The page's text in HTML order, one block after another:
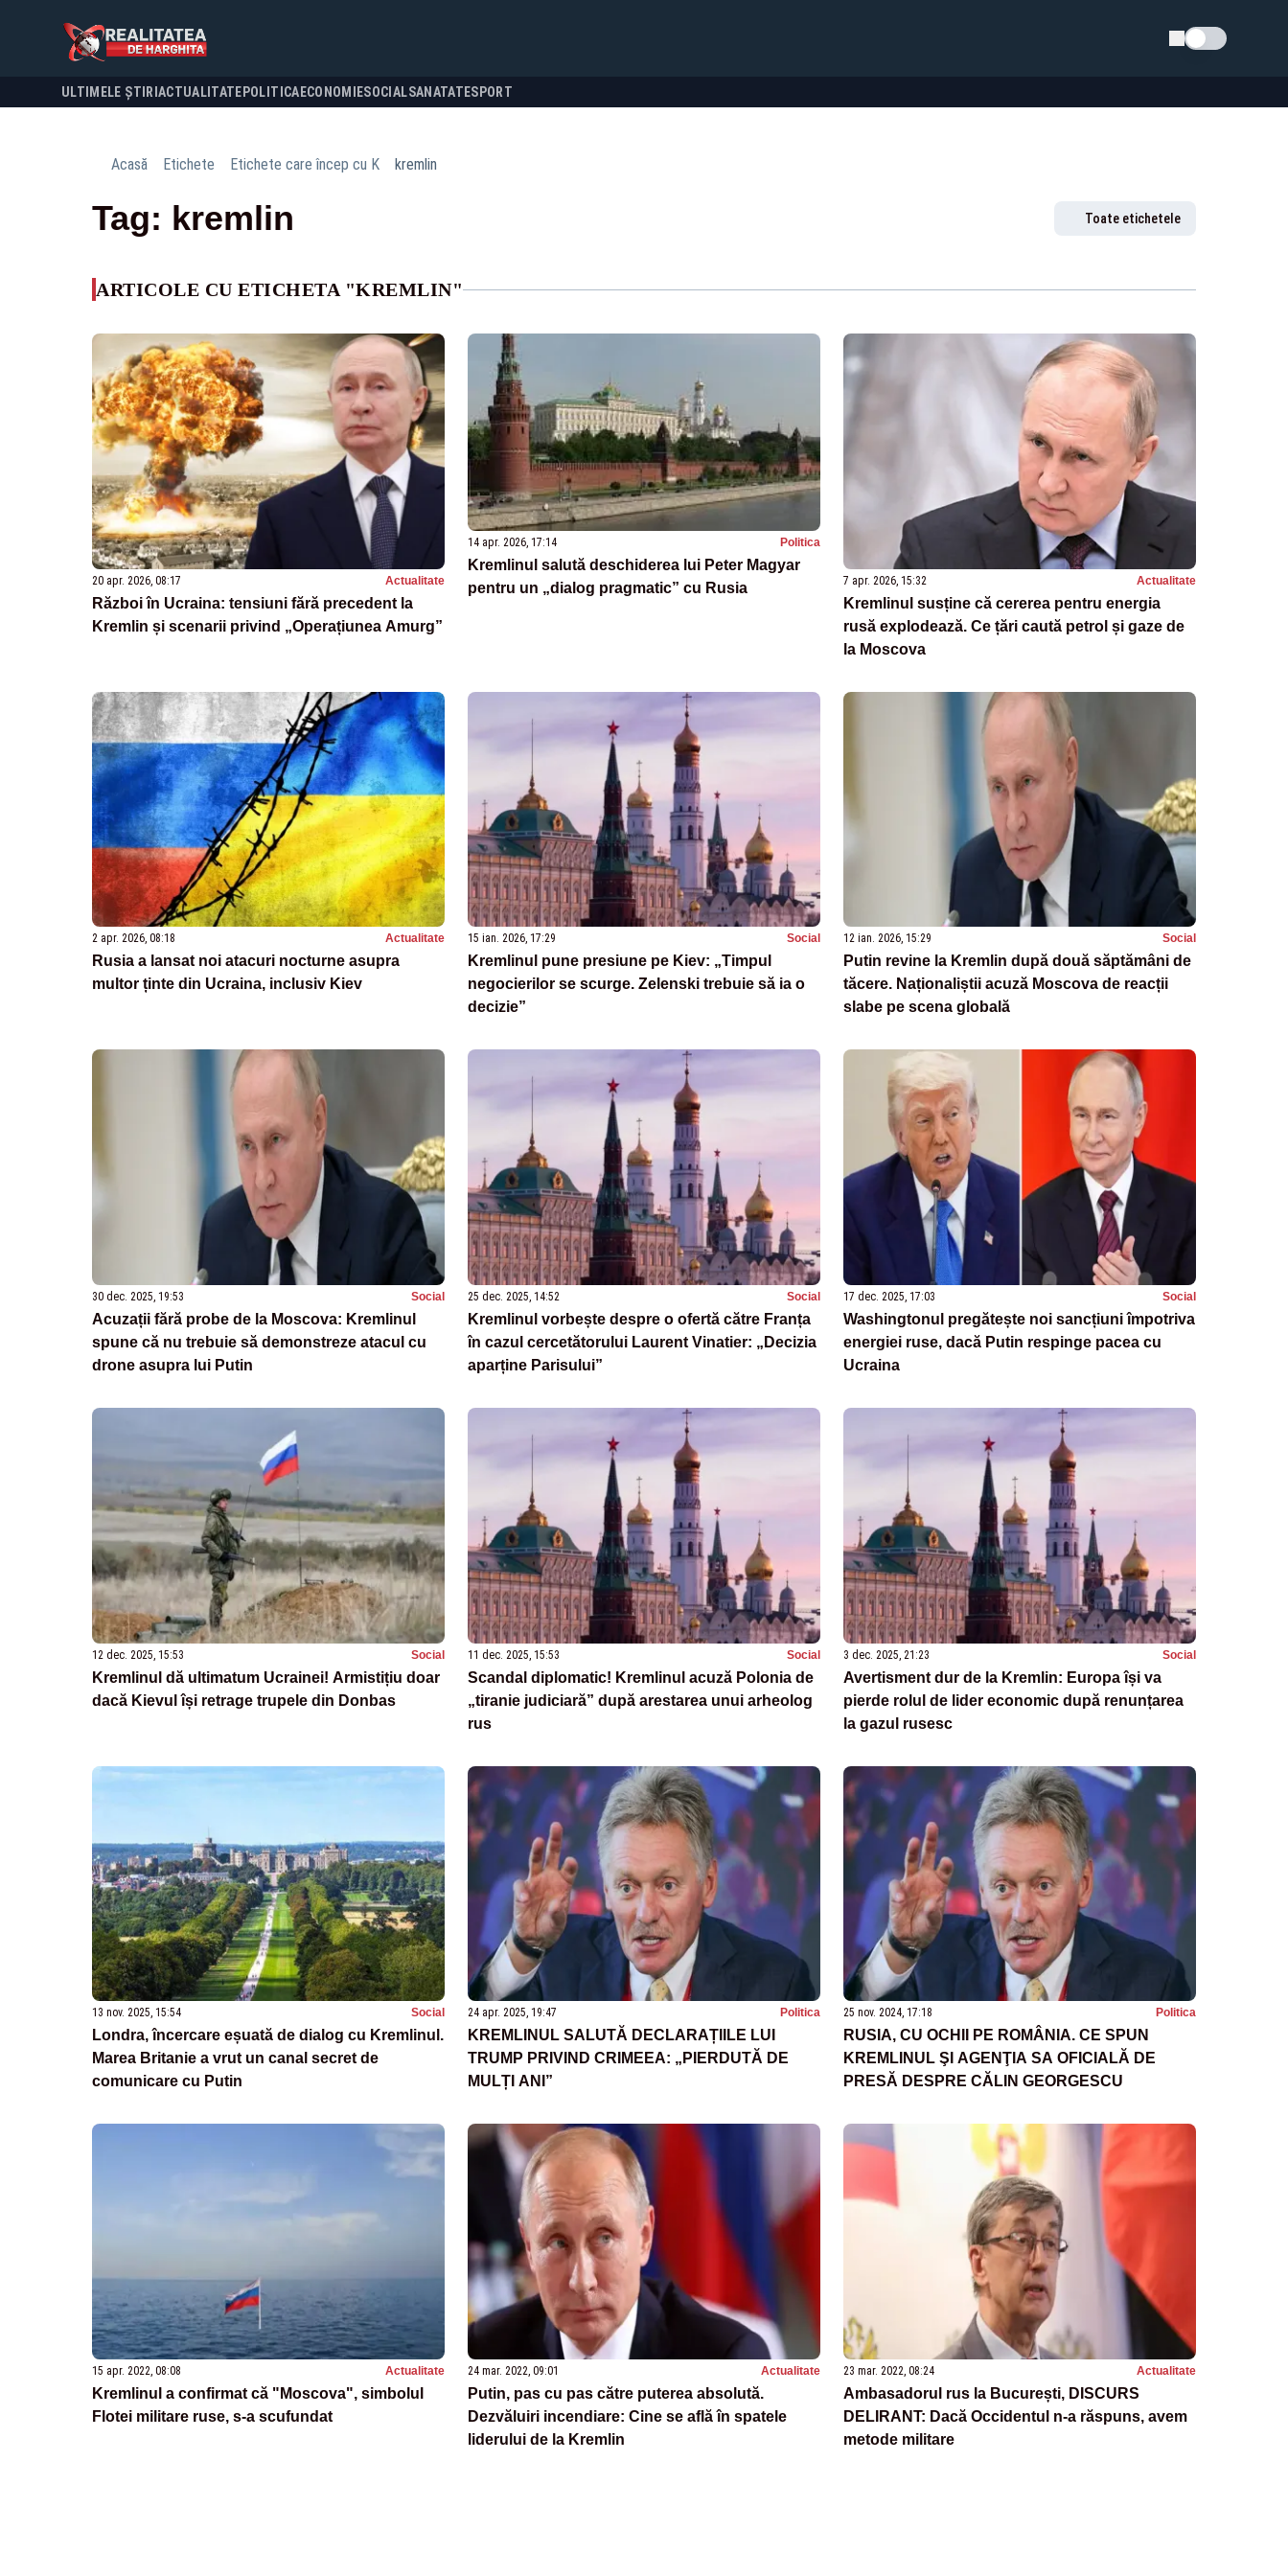
Schimba tema
ULTIMELE ȘTIRI ACTUALITATE POLITICA ECONOMIESOCIALSANATATESPORT
Acasă Etichete Etichete care încep cu K kremlin
Tag: kremlin Toate etichetele
ARTICOLE CU ETICHETA "KREMLIN"
20 apr. 2026, 08:17 Actualitate
Război în Ucraina: tensiuni fără precedent la
Kremlin și scenarii privind „Operațiunea Amurg”
14 apr. 2026, 17:14 Politica
Kremlinul salută deschiderea lui Peter Magyar
pentru un „dialog pragmatic” cu Rusia
7 apr. 2026, 15:32 Actualitate
Kremlinul susține că cererea pentru energia
rusă explodează. Ce țări caută petrol și gaze de
la Moscova
2 apr. 2026, 08:18 Actualitate
Rusia a lansat noi atacuri nocturne asupra
multor ținte din Ucraina, inclusiv Kiev
15 ian. 2026, 17:29 Social
Kremlinul pune presiune pe Kiev: „Timpul
negocierilor se scurge. Zelenski trebuie să ia o
decizie”
12 ian. 2026, 15:29 Social
Putin revine la Kremlin după două săptămâni de
tăcere. Naționaliștii acuză Moscova de reacții
slabe pe scena globală
30 dec. 2025, 19:53 Social
Acuzații fără probe de la Moscova: Kremlinul
spune că nu trebuie să demonstreze atacul cu
drone asupra lui Putin
25 dec. 2025, 14:52 Social
Kremlinul vorbește despre o ofertă către Franța
în cazul cercetătorului Laurent Vinatier: „Decizia
aparține Parisului”
17 dec. 2025, 17:03 Social
Washingtonul pregătește noi sancțiuni împotriva
energiei ruse, dacă Putin respinge pacea cu
Ucraina
12 dec. 2025, 15:53 Social
Kremlinul dă ultimatum Ucrainei! Armistițiu doar
dacă Kievul își retrage trupele din Donbas
11 dec. 2025, 15:53 Social
Scandal diplomatic! Kremlinul acuză Polonia de
„tiranie judiciară” după arestarea unui arheolog
rus
3 dec. 2025, 21:23 Social
Avertisment dur de la Kremlin: Europa își va
pierde rolul de lider economic după renunțarea
la gazul rusesc
13 nov. 2025, 15:54 Social
Londra, încercare eșuată de dialog cu Kremlinul.
Marea Britanie a vrut un canal secret de
comunicare cu Putin
24 apr. 2025, 19:47 Politica
KREMLINUL SALUTĂ DECLARAȚIILE LUI
TRUMP PRIVIND CRIMEEA: „PIERDUTĂ DE
MULȚI ANI”
25 nov. 2024, 17:18 Politica
RUSIA, CU OCHII PE ROMÂNIA. CE SPUN
KREMLINUL ŞI AGENŢIA SA OFICIALĂ DE
PRESĂ DESPRE CĂLIN GEORGESCU
15 apr. 2022, 08:08 Actualitate
Kremlinul a confirmat că "Moscova", simbolul
Flotei militare ruse, s-a scufundat
24 mar. 2022, 09:01 Actualitate
Putin, pas cu pas către puterea absolută.
Dezvăluiri incendiare: Cine se află în spatele
liderului de la Kremlin
23 mar. 2022, 08:24 Actualitate
Ambasadorul rus la București, DISCURS
DELIRANT: Dacă Occidentul n-a răspuns, avem
metode militare